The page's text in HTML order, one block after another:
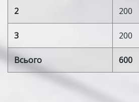
2 200
3 200
Всього 600